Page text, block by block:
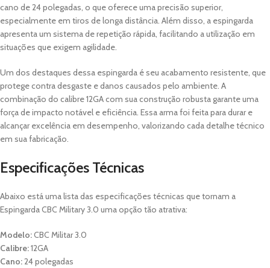
cano de 24 polegadas, o que oferece uma precisão superior,
especialmente em tiros de longa distância. Além disso, a espingarda
apresenta um sistema de repetição rápida, facilitando a utilização em
situações que exigem agilidade.
Um dos destaques dessa espingarda é seu acabamento resistente, que
protege contra desgaste e danos causados pelo ambiente. A
combinação do calibre 12GA com sua construção robusta garante uma
força de impacto notável e eficiência. Essa arma foi feita para durar e
alcançar excelência em desempenho, valorizando cada detalhe técnico
em sua fabricação.
Especificações Técnicas
Abaixo está uma lista das especificações técnicas que tornam a
Espingarda CBC Military 3.0 uma opção tão atrativa:
Modelo:CBC Militar 3.0
Calibre:12GA
Cano:24 polegadas